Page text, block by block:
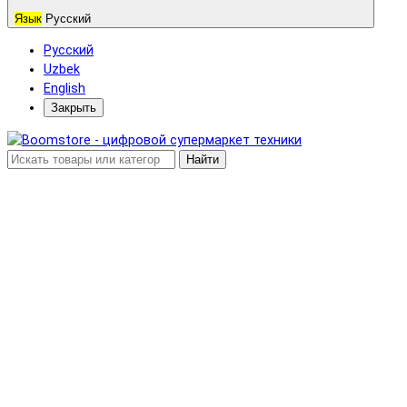
Язык Русский
Русский
Uzbek
English
Закрыть
Найти